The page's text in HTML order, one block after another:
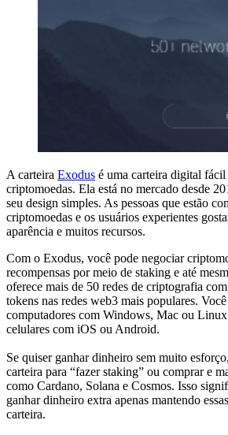
A carteira Exodus é uma carteira digital fácil
criptomoedas. Ela está no mercado desde
seu design simples. As pessoas que estão
criptomoedas e os usuários experientes
aparência e muitos recursos.
Com o Exodus, você pode negociar
recompensas por meio de staking e até
oferece mais de 50 redes de criptografia
tokens nas redes web3 mais populares.
computadores com Windows, Mac ou Linux
celulares com iOS ou Android.
Se quiser ganhar dinheiro sem muito
carteira para “fazer staking” ou comprar e
como Cardano, Solana e Cosmos. Isso
ganhar dinheiro extra apenas mantendo
carteira.